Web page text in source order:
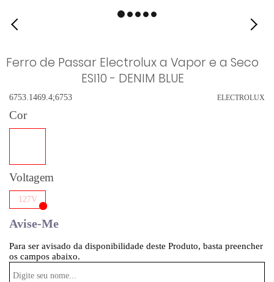
Ferro de Passar Electrolux a Vapor e a Seco
ESI10 - DENIM BLUE
ELECTROLUX
6753.1469.4;6753
Cor
Voltagem
127V
Avise-Me
Para ser avisado da disponibilidade deste Produto, basta preencher
os campos abaixo.